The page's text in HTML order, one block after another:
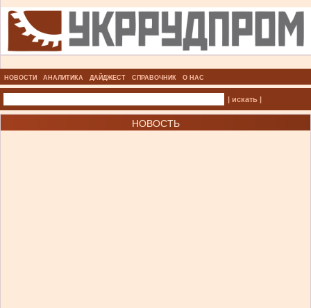
НОВОСТИ АНАЛИТИКА ДАЙДЖЕСТ СПРАВОЧНИК О НАС
| искать |
НОВОСТЬ